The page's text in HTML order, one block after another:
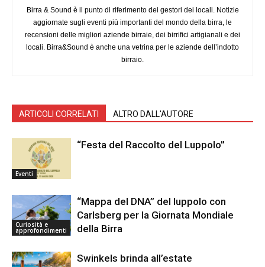
Birra & Sound è il punto di riferimento dei gestori dei locali. Notizie
aggiornate sugli eventi più importanti del mondo della birra, le
recensioni delle migliori aziende birraie, dei birrifici artigianali e dei
locali. Birra&Sound è anche una vetrina per le aziende dell’indotto
birraio.
ARTICOLI CORRELATI ALTRO DALL'AUTORE
Eventi
“Festa del Raccolto del Luppolo”
Curiosità e
approfondimenti
“Mappa del DNA” del luppolo con
Carlsberg per la Giornata Mondiale
della Birra
Swinkels brinda all’estate